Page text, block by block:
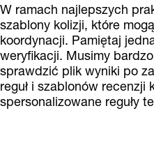
W ramach najlepszych
szablony kolizji, które
koordynacji. Pamiętaj
weryfikacji. Musimy
sprawdzić plik wyniki po
reguł i szablonów
spersonalizowane reguły